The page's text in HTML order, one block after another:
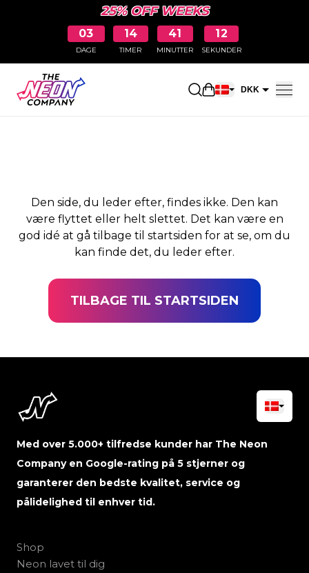
25% OFF WEEKS
03
DAGE
14
TIMER
41
MINUTTER
12
SEKUNDER
Åbn DKK
SIDEN BLEV IKKE
Den side, du leder efter, findes ikke. Den kan
være flyttet eller helt slettet. Det kan være en
god idé at gå tilbage til startsiden for at se, om du
kan finde det, du leder efter.
TILBAGE TIL STARTSIDEN
Med over 5.000+ tilfredse kunder har The Neon
Company en Google-rating på 5 stjerner og
garanterer den bedste kvalitet, service og
pålidelighed til enhver tid.
Shop
Neon lavet til dig